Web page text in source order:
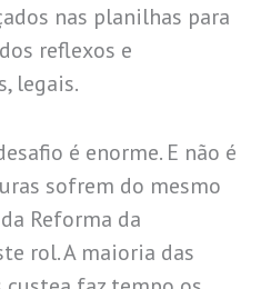
nas planilhas para
reflexos e
legais.
é enorme. E não é
sofrem do mesmo
Reforma da
rol. A maioria das